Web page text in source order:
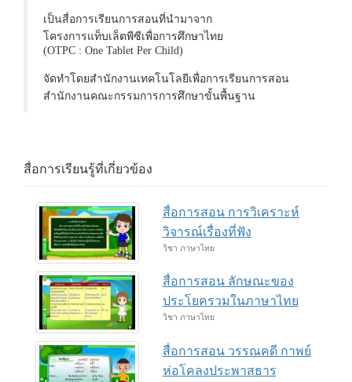
เป็นสื่อการเรียนการสอนที่นำมาจาก
โครงการแท็บเล็ตพีซีเพื่อการศึกษาไทย
(OTPC : One Tablet Per Child)
จัดทำโดยสำนักงานเทคโนโลยีเพื่อการเรียนการสอน
สำนักงานคณะกรรมการการศึกษาขั้นพื้นฐาน
สื่อการเรียนรู้ที่เกี่ยวข้อง
สื่อการสอน การวิเคราะห์
วิจารณ์เรื่องที่ฟัง
วิชา ภาษาไทย
สื่อการสอน ลักษณะของ
ประโยครวมในภาษาไทย
วิชา ภาษาไทย
สื่อการสอน วรรณคดี กาพย์
ห่อโคลงประพาสธาร